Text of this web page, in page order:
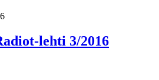
lehti 3/2016